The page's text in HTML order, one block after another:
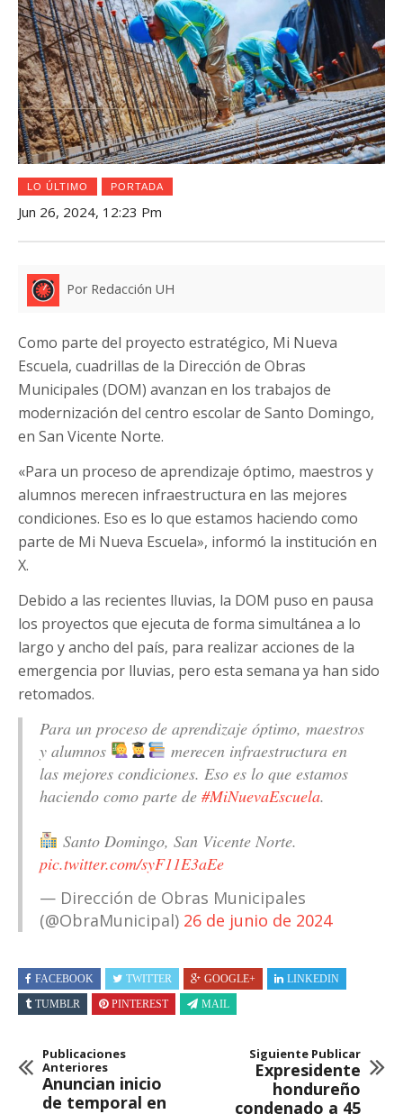
LO ÚLTIMO PORTADA
Jun 26, 2024, 12:23 Pm
Por Redacción UH
Como parte del proyecto estratégico, Mi Nueva
Escuela, cuadrillas de la Dirección de Obras
Municipales (DOM) avanzan en los trabajos de
modernización del centro escolar de Santo Domingo,
en San Vicente Norte.
«Para un proceso de aprendizaje óptimo, maestros y
alumnos merecen infraestructura en las mejores
condiciones. Eso es lo que estamos haciendo como
parte de Mi Nueva Escuela», informó la institución en
X.
Debido a las recientes lluvias, la DOM puso en pausa
los proyectos que ejecuta de forma simultánea a lo
largo y ancho del país, para realizar acciones de la
emergencia por lluvias, pero esta semana ya han sido
retomados.
Para un proceso de aprendizaje óptimo, maestros
y alumnos
merecen infraestructura en
las mejores condiciones. Eso es lo que estamos
haciendo como parte de #MiNuevaEscuela.
Santo Domingo, San Vicente Norte.
pic.twitter.com/syF11E3aEe
— Dirección de Obras Municipales
(@ObraMunicipal) 26 de junio de 2024
FACEBOOK TWITTER GOOGLE+
LINKEDIN
TUMBLR
PINTEREST MAIL
Publicaciones
Anteriores
Anuncian inicio
de temporal en
Siguiente Publicar
Expresidente
hondureño
condenado a 45